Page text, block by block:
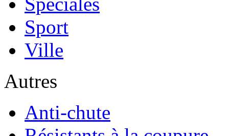
Sport
Ville
Autres
Anti-chute